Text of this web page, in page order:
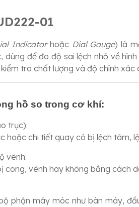
01
Indicatorhoặc Dial Gauge) là
dùng để đo độ sai lệch nhỏ về
tra chất lượng và độ chính xác
hồ so trong cơ khí:
trục):
hoặc chi tiết quay có bị lệch tâm,
vênh:
cong, vênh hay không bằng cách
phận máy móc như bàn máy,